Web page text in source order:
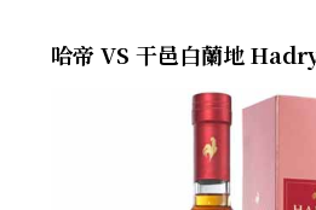
哈帝 VS 干邑白蘭地